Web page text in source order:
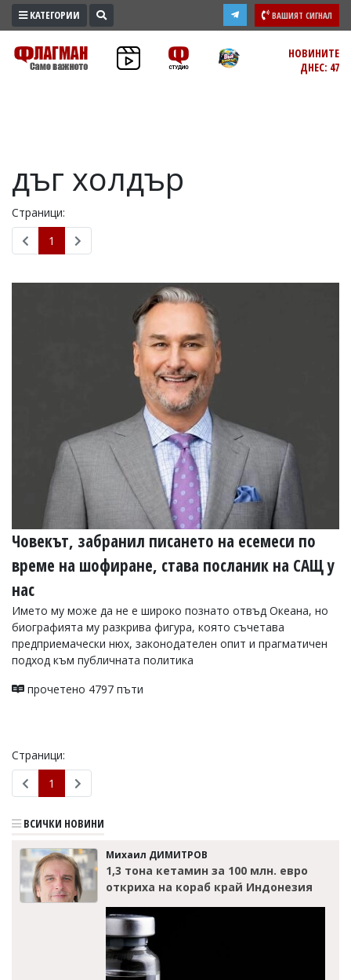
ПРОМО
ЗОНА
ЗДРАВЕ
ПОЛИТИКА
ОБЩИНИ
ЛАЙФСТАЙЛ
Управители:
Веселин
email:
v.vasilev@flagman.bg
Катя
Касабова,
еmail:
Главен
редактор:
Иван
Колев,
office@flagman.bg
статиите
се
въвеждат
и
носи
отговорност
тях!
КАТЕГОРИИ ВАШИЯТ СИГНАЛ
НОВИНИТЕ
ДНЕС: 47
дъг холдър
Страници:
1
Човекът, забранил писането на есемеси по
време на шофиране, става посланик на САЩ у
нас
Името му може да не е широко познато отвъд Океана, но
биографията му разкрива фигура, която съчетава
предприемачески нюх, законодателен опит и прагматичен
подход към публичната политика
прочетено 4797 пъти
Страници:
1
ВСИЧКИ НОВИНИ
Михаил ДИМИТРОВ
1,3 тона кетамин за 100 млн. евро
откриха на кораб край Индонезия